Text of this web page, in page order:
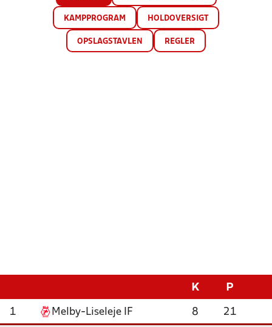
KAMPPROGRAM HOLDOVERSIGT
OPSLAGSTAVLEN REGLER
K P
1 Melby-Liseleje IF 8 21